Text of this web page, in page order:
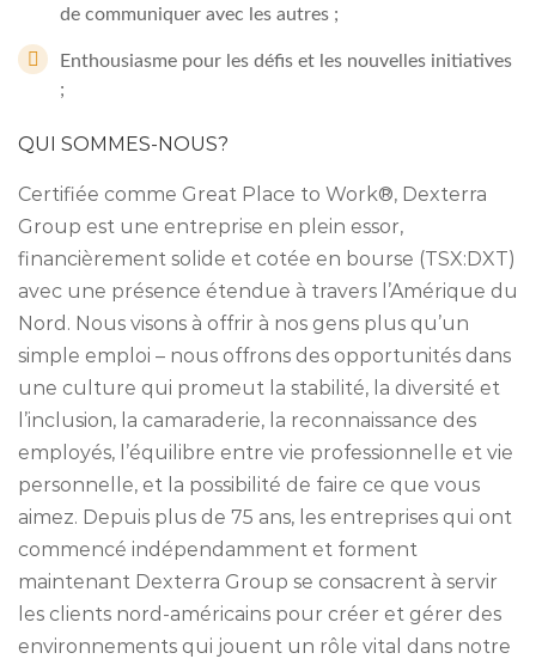
de communiquer avec les autres ;
Enthousiasme pour les défis et les nouvelles initiatives
;
QUI SOMMES-NOUS?
Certifiée comme Great Place to Work®, Dexterra
Group est une entreprise en plein essor,
financièrement solide et cotée en bourse (TSX:DXT)
avec une présence étendue à travers l’Amérique du
Nord. Nous visons à offrir à nos gens plus qu’un
simple emploi – nous offrons des opportunités dans
une culture qui promeut la stabilité, la diversité et
l’inclusion, la camaraderie, la reconnaissance des
employés, l’équilibre entre vie professionnelle et vie
personnelle, et la possibilité de faire ce que vous
aimez. Depuis plus de 75 ans, les entreprises qui ont
commencé indépendamment et forment
maintenant Dexterra Group se consacrent à servir
les clients nord-américains pour créer et gérer des
environnements qui jouent un rôle vital dans notre